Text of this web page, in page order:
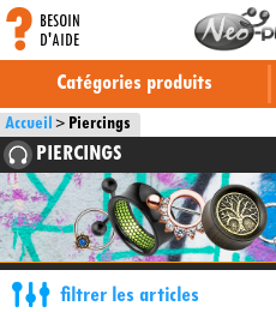
BESOIN
D'AIDE
Catégories produits
Accueil Piercings
PIERCINGS
filtrer les articles